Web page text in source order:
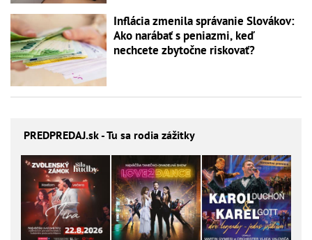
Inflácia zmenila správanie Slovákov:
Ako narábať s peniazmi, keď
nechcete zbytočne riskovať?
PREDPREDAJ.sk - Tu sa rodia zážitky